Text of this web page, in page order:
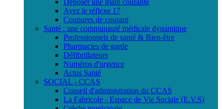
Déposer une main courante
Ayez le réflexe 17
Coupures de courant
Santé : une communauté médicale dynamique
Professionnels de santé & Bien-être
Pharmacies de garde
Défibrillateurs
Numéros d'urgence
Actus Santé
SOCIAL - CCAS
Conseil d'administration du CCAS
La Fabricole - Espace de Vie Sociale (E.V.S)